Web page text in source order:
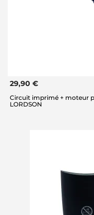
29,90 €
Circuit imprimé + moteur
LORDSON